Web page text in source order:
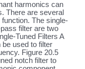
harmonics can
There are several
The single-
filter are two
Tuned Filters A
used to filter
Figure 20.5
notch filter to